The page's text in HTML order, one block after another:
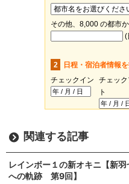
関連する記事
レインボー１の新オキニ【新
への軌跡 第9回】